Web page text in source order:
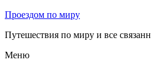
Проездом по миру
Путешествия по миру и все
Меню